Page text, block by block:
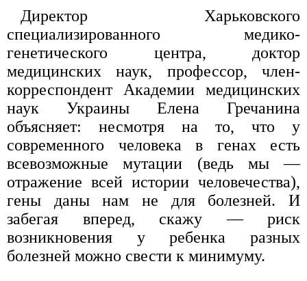
Директор Харьковского
специализированного медико-
генетического центра, доктор
медицинских наук, профессор, член-
корреспондент Академии медицинских
наук Украины Елена Гречанина
объясняет: несмотря на то, что у
современного человека в генах есть
всевозможные мутации (ведь мы —
отражение всей истории человечества),
гены даны нам не для болезней. И
забегая вперед, скажу — риск
возникновения у ребенка разных
болезней можно свести к минимуму.